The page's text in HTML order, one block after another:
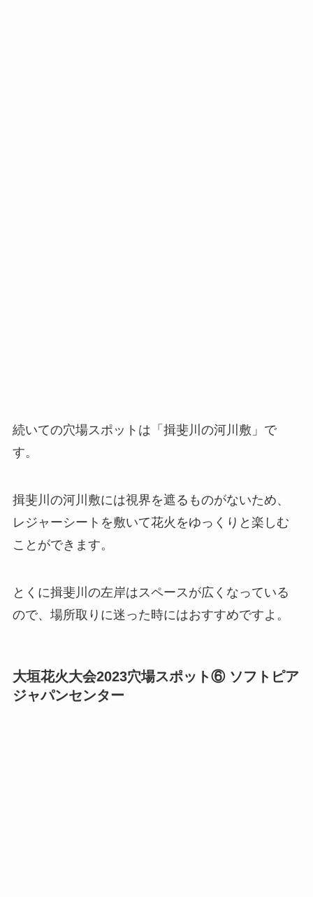
続いての穴場スポットは 「揖斐川の河川敷」 で
す。
揖斐川の河川敷には視界を遮るものがないため、
レジャーシートを敷いて花火をゆっくりと楽しむ
ことができます。
とくに揖斐川の左岸はスペースが広くなっている
ので、場所取りに迷った時にはおすすめですよ。
大垣花火大会2023穴場スポット⑥ ソフトピア
ジャパンセンター